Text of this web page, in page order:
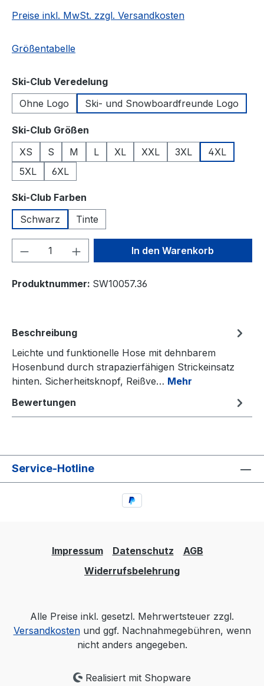
Preise inkl. MwSt. zzgl. Versandkosten
Größentabelle
Ski-Club Veredelungauswählen
Ohne Logo
Ski- und Snowboardfreunde Logo
Ski-Club Größen
XS
S M L XL XXL 3XL
4XL
5XL
6XL
Ski-Club Farben
Schwarz
Tinte
Produkt Anzahl: Gib denIn den Warenkorb
Produktnummer: SW10057.36
Beschreibung
Leichte und funktionelle Hose mit dehnbarem
Hosenbund durch strapazierfähigen Strickeinsatz
hinten. Sicherheitsknopf, Reißve… Mehr
Bewertungen
Service-Hotline
Impressum Datenschutz
AGB
Widerrufsbelehrung
Alle Preise inkl. gesetzl. Mehrwertsteuer zzgl.
Versandkostenund ggf. Nachnahmegebühren, wenn
nicht anders angegeben.
Realisiert mit Shopware